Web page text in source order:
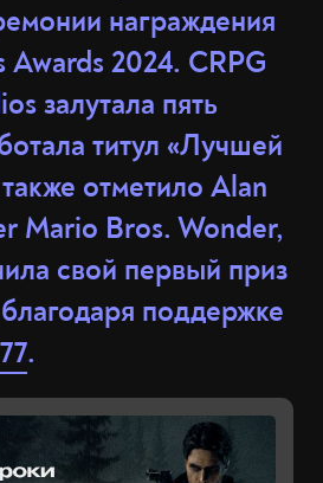
награждения
Awards 2024. CRPG
залутала пять
титул «Лучшей
отметило Alan
Mario Bros. Wonder,
свой первый приз
поддержке
.